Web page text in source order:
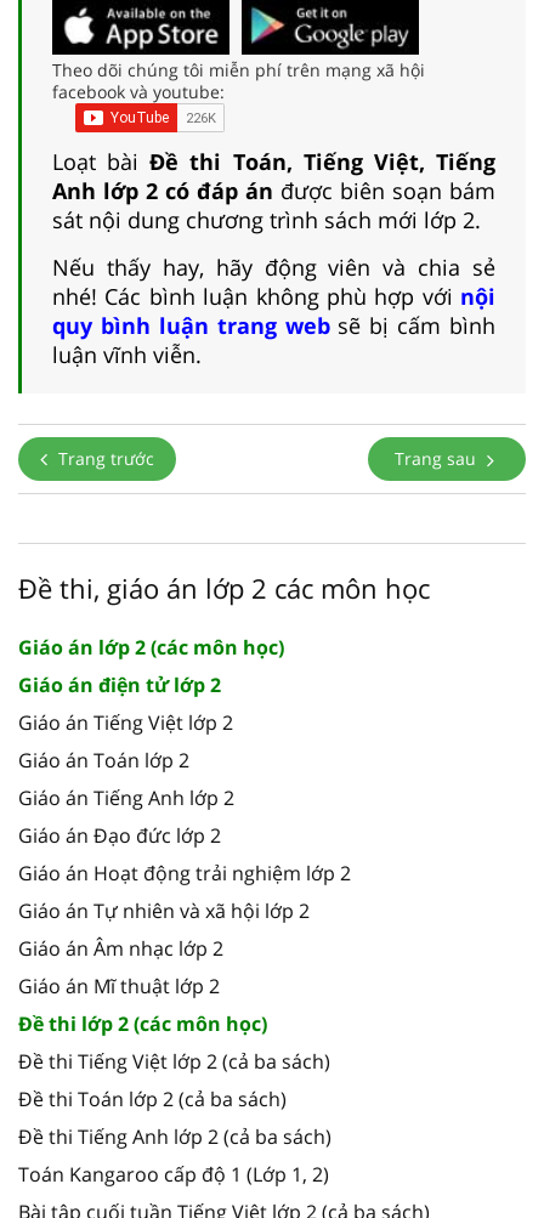
Theo dõi chúng tôi miễn phí trên mạng xã hội
facebook và youtube:
Loạt bàiĐề thi Toán, Tiếng Việt, Tiếng
Anh lớp 2 có đáp án được biên soạn bám
sát nội dung chương trình sách mới lớp 2.
Nếu thấy hay, hãy động viên và chia sẻ
nhé! Các bình luận không phù hợp với nội
quy bình luận trang websẽ bị cấm bình
luận vĩnh viễn.
Trang trước Trang sau
Đề thi, giáo án lớp 2 các môn học
Giáo án lớp 2 (các môn học)
Giáo án điện tử lớp 2
Giáo án Tiếng Việt lớp 2
Giáo án Toán lớp 2
Giáo án Tiếng Anh lớp 2
Giáo án Đạo đức lớp 2
Giáo án Hoạt động trải nghiệm lớp 2
Giáo án Tự nhiên và xã hội lớp 2
Giáo án Âm nhạc lớp 2
Giáo án Mĩ thuật lớp 2
Đề thi lớp 2 (các môn học)
Đề thi Tiếng Việt lớp 2 (cả ba sách)
Đề thi Toán lớp 2 (cả ba sách)
Đề thi Tiếng Anh lớp 2 (cả ba sách)
Toán Kangaroo cấp độ 1 (Lớp 1, 2)
Bài tập cuối tuần Tiếng Việt lớp 2 (cả ba sách)